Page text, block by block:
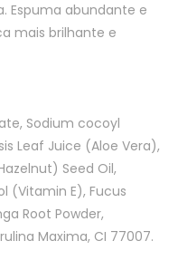
Espuma abundante e
mais brilhante e
Sodium cocoyl
Leaf Juice (Aloe Vera),
Seed Oil,
(Vitamin E), Fucus
Root Powder,
Maxima, CI 77007.